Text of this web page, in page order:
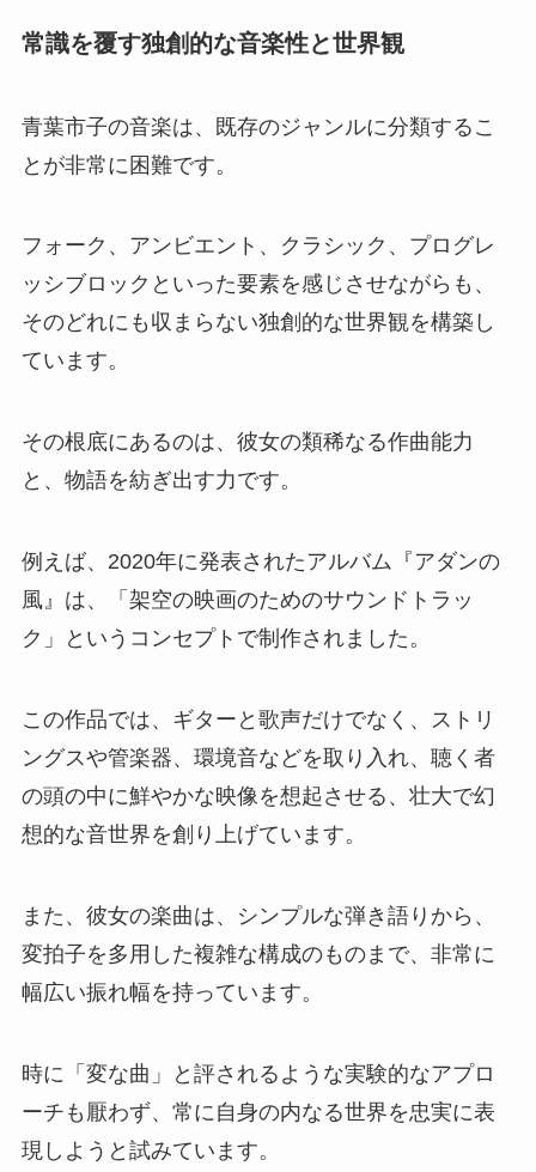
常識を覆す独創的な音楽性と世界観
青葉市子の音楽は、既存のジャンルに分類するこ
とが非常に困難です。
フォーク、アンビエント、クラシック、プログレ
ッシブロックといった要素を感じさせながらも、
そのどれにも収まらない独創的な世界観を構築し
ています。
その根底にあるのは、彼女の類稀なる作曲能力
と、物語を紡ぎ出す力です。
例えば、2020年に発表されたアルバム『アダンの
風』は、「架空の映画のためのサウンドトラッ
ク」というコンセプトで制作されました。
この作品では、ギターと歌声だけでなく、ストリ
ングスや管楽器、環境音などを取り入れ、聴く者
の頭の中に鮮やかな映像を想起させる、壮大で幻
想的な音世界を創り上げています。
また、彼女の楽曲は、シンプルな弾き語りから、
変拍子を多用した複雑な構成のものまで、非常に
幅広い振れ幅を持っています。
時に「変な曲」と評されるような実験的なアプロ
ーチも厭わず、常に自身の内なる世界を忠実に表
現しようと試みています。